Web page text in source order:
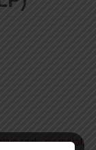
rock, nu metal,